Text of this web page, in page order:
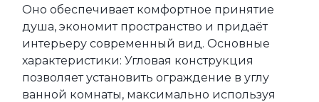
Оно обеспечивает комфортное принятие
душа, экономит пространство и придаёт
интерьеру современный вид. Основные
характеристики: Угловая конструкция
позволяет установить ограждение в углу
ванной комнаты, максимально используя